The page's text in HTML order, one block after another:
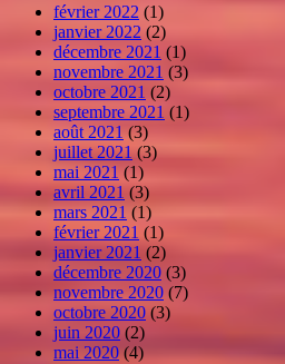
février 2022 (1)
janvier 2022 (2)
décembre 2021 (1)
novembre 2021 (3)
octobre 2021 (2)
septembre 2021 (1)
août 2021 (3)
juillet 2021(3)
mai 2021 (1)
avril 2021 (3)
mars 2021 (1)
février 2021 (1)
janvier 2021 (2)
décembre 2020 (3)
novembre 2020 (7)
octobre 2020 (3)
juin 2020 (2)
mai 2020 (4)